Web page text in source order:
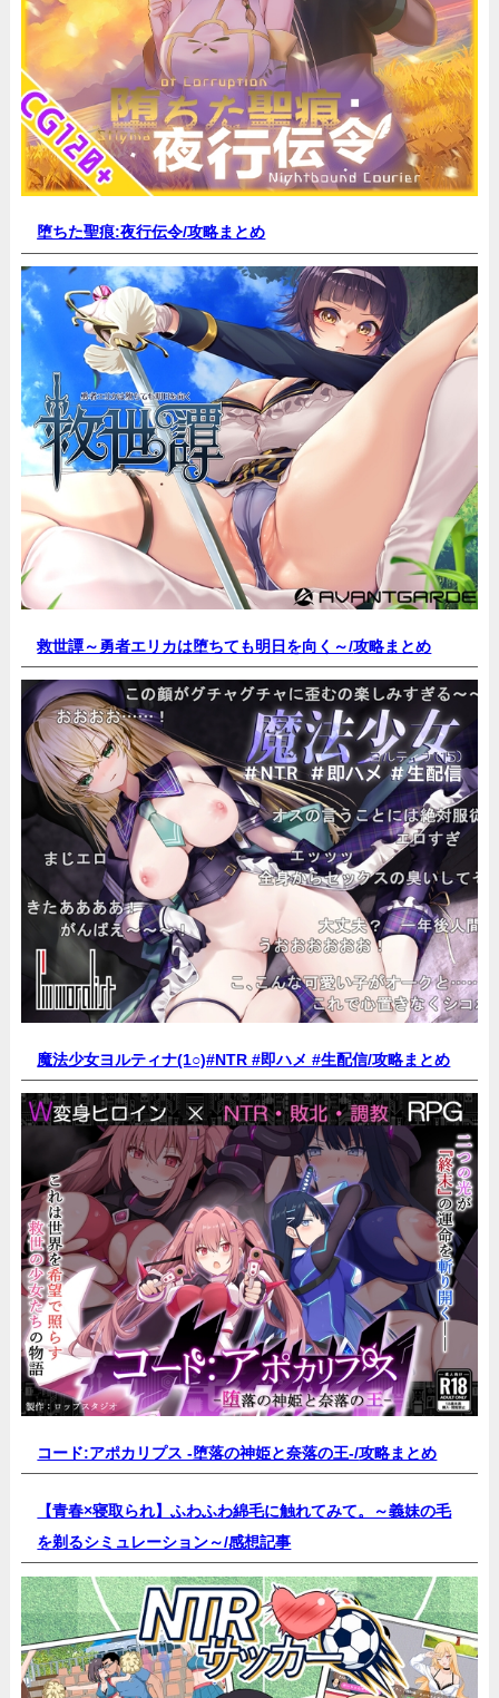
堕ちた聖痕:夜行伝令/攻略まとめ
救世譚～勇者エリカは堕ちても明日を向く～/攻略まとめ
魔法少女ヨルティナ(1○)#NTR #即ハメ #生配信/攻略まとめ
コード:アポカリプス -堕落の神姫と奈落の王-/攻略まとめ
【青春×寝取られ】ふわふわ綿毛に触れてみて。～義妹の毛
を剃るシミュレーション～/感想記事